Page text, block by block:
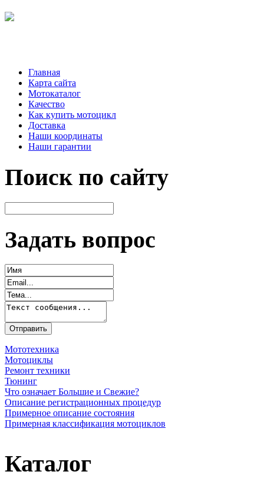
Главная
Карта сайта
Мотокаталог
Качество
Как купить мотоцикл
Доставка
Наши координаты
Наши гарантии
Поиск по сайту
Задать вопрос
Мототехника
Мотоциклы
Ремонт техники
Тюнинг
Что означает Большие и Свежие?
Описание регистрационных процедур
Примерное описание состояния
Примерная классификация мотоциклов
Каталог